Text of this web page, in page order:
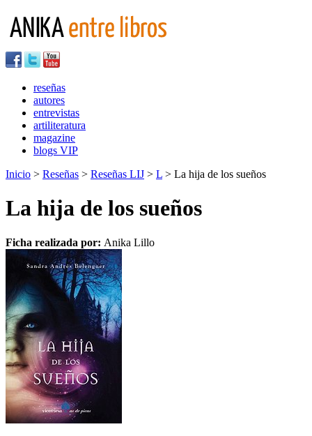
reseñas
autores
entrevistas
artiliteratura
magazine
blogs VIP
Inicio > Reseñas > Reseñas LIJ > L > La hija de los sueños
La hija de los sueños
Ficha realizada por: Anika Lillo